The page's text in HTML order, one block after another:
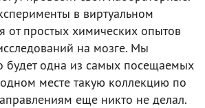
в виртуальном
от простых химических опытов
на мозге. Мы
будет одна из самых посещаемых
месте такую коллекцию по
еще никто не делал.